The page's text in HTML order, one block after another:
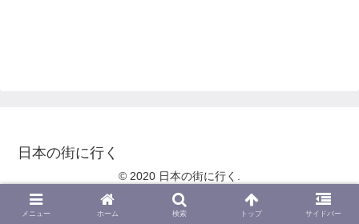
日本の街に行く
© 2020 日本の街に行く.
メニュー ホーム 検索 トップ サイドバー